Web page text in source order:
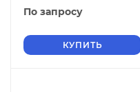
06ХН28МДТ ГОСТ 26020-
По запросу
КУПИТЬ